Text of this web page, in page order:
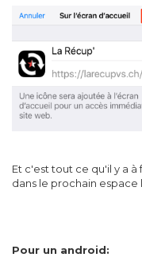
Et c'est tout ce qu'il y a
dans le prochain
Pour un android: